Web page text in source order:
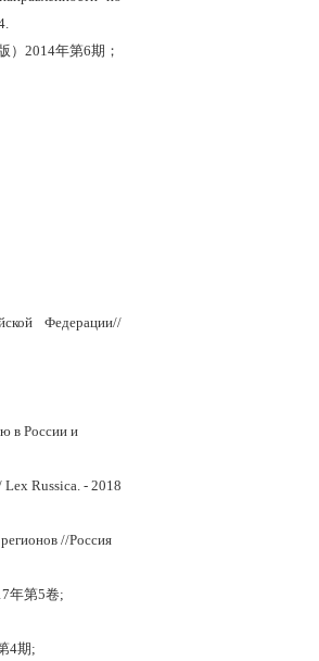
2014年第6期；
Федерации//
в России и
Lex Russica - 2018
//Россия
年第5卷;
4期;